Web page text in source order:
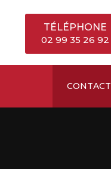
TÉLÉPHONE
02 99 35 26 92
CONTACT